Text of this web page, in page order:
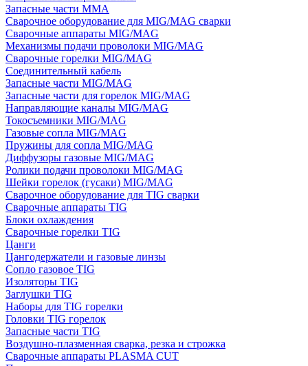
Запасные части MMA
Сварочное оборудование для MIG/MAG сварки
Сварочные аппараты MIG/MAG
Механизмы подачи проволоки MIG/MAG
Сварочные горелки MIG/MAG
Соединительный кабель
Запасные части MIG/MAG
Запасные части для горелок MIG/MAG
Направляющие каналы MIG/MAG
Токосъемники MIG/MAG
Газовые сопла MIG/MAG
Пружины для сопла MIG/MAG
Диффузоры газовые MIG/MAG
Ролики подачи проволоки MIG/MAG
Шейки горелок (гусаки) MIG/MAG
Сварочное оборудование для TIG сварки
Сварочные аппараты TIG
Блоки охлаждения
Сварочные горелки TIG
Цанги
Цангодержатели и газовые линзы
Сопло газовое TIG
Изоляторы TIG
Заглушки TIG
Наборы для TIG горелки
Головки TIG горелок
Запасные части TIG
Воздушно-плазменная сварка, резка и строжка
Сварочные аппараты PLASMA CUT